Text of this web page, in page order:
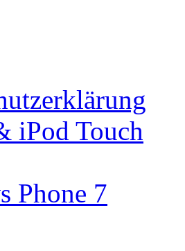
iPod Touch
Phone 7